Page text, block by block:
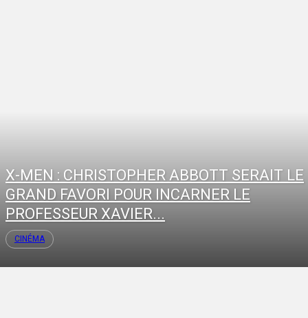
X-MEN : CHRISTOPHER ABBOTT SERAIT LE
GRAND FAVORI POUR INCARNER LE
PROFESSEUR XAVIER...
CINÉMA